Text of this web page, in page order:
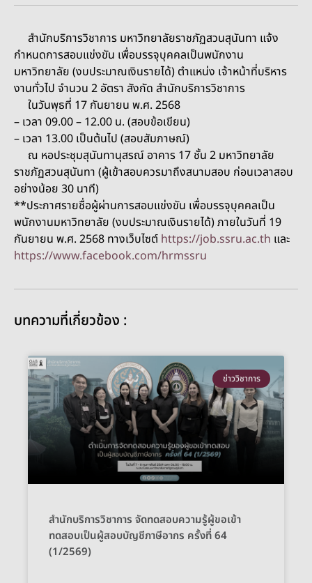
สำนักบริการวิชาการ มหาวิทยาลัยราชภัฏสวนสุนันทา แจ้ง
กำหนดการสอบแข่งขัน เพื่อบรรจุบุคคลเป็นพนักงาน
มหาวิทยาลัย (งบประมาณเงินรายได้) ตำแหน่ง เจ้าหน้าที่บริหาร
งานทั่วไป จำนวน 2 อัตรา สังกัด สำนักบริการวิชาการ
ในวันพุธที่ 17 กันยายน พ.ศ. 2568
– เวลา 09.00 – 12.00 น. (สอบข้อเขียน)
– เวลา 13.00 เป็นต้นไป (สอบสัมภาษณ์)
ณ หอประชุมสุนันทานุสรณ์ อาคาร 17 ชั้น 2 มหาวิทยาลัย
ราชภัฏสวนสุนันทา (ผู้เข้าสอบควรมาถึงสนามสอบ ก่อนเวลาสอบ
อย่างน้อย 30 นาที)
**ประกาศรายชื่อผู้ผ่านการสอบแข่งขัน เพื่อบรรจุบุคคลเป็น
พนักงานมหาวิทยาลัย (งบประมาณเงินรายได้) ภายในวันที่ 19
กันยายน พ.ศ. 2568 ทางเว็บไซต์ https://job.ssru.ac.th และ
https://www.facebook.com/hrmssru
บทความที่เกี่ยวข้อง :
ข่าววิชาการ
สำนักบริการวิชาการ จัดทดสอบความรู้ผู้ขอเข้า
ทดสอบเป็นผู้สอบบัญชีภาษีอากร ครั้งที่ 64
(1/2569)